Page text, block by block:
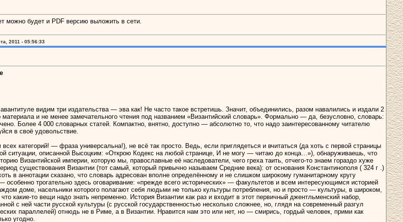
можно будет и PDF версию выложить в сети.
2011 - 05:56:33
видим три издательства — эва как! Не часто такое встретишь. Значит, объединились, разом навалились и издали 2
и не менее замечательного чтения под названием «Византийский словарь». Формально — да, безусловно, словарь:
Более 4 000 словарных статей. Компактно, внятно, доступно — абсолютно то, что надо заинтересованному читателю
в своё удовольствие.
категорий! — фраза универсальна!), не всё так просто. Ведь, если приглядеться и вчитаться (да хоть с первой страницы
ситуации, описанной Высоцким: «Открою Кодекс на любой странице, И не могу — читаю до конца…»), обнаруживаешь, что
Византийской империи, которую мы, православные её наследователи, чего греха таить, отчего-то знаем гораздо хуже
существования Византии (тот самый, который привычно называем Средние века): от основания Константинополя ( 324 г .)
в аннотации сказано, что словарь адресован вполне определённому и не слишком широкому гуманитарному кругу
трогательно здесь оговаривание: «прежде всего исторических» — факультетов и всем интересующимся историей
доме, насельники которого полагают себя людьми не только культуры потребления, но и просто — культуры, в широком,
какие-то вещи надо знать непременно. История Византии как раз и входит в этот первичный джентльменский набор,
с ней части русской культуры (с русской государственностью несколько сложнее, но, глядя на современный разгул
параллелей) отнюдь не в Риме, а в Византии. Нравится нам это или нет, но — смирись, гордый человек, прими как
угодно.